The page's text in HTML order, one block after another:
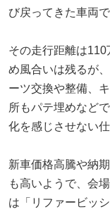
び戻ってきた車両で
その走行距離は
め風合いは残るが
ーツ交換や整備、
所もパテ埋めなど
化を感じさせない
新車価格高騰や納
も高いようで、会
は「リファービッ